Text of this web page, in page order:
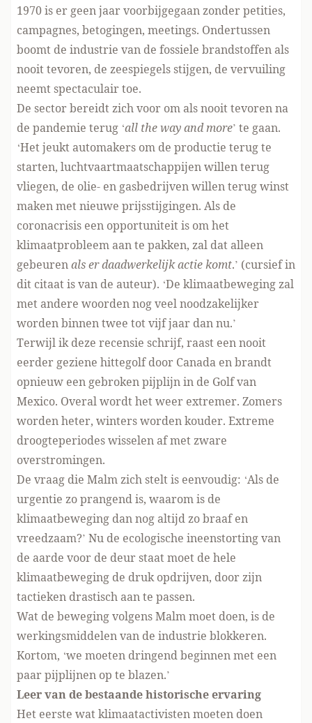
1970 is er geen jaar voorbijgegaan zonder petities,
campagnes, betogingen, meetings. Ondertussen
boomt de industrie van de fossiele brandstoffen als
nooit tevoren, de zeespiegels stijgen, de vervuiling
neemt spectaculair toe.
De sector bereidt zich voor om als nooit tevoren na
de pandemie terug ‘all the way and more’ te gaan.
‘Het jeukt automakers om de productie terug te
starten, luchtvaartmaatschappijen willen terug
vliegen, de olie- en gasbedrijven willen terug winst
maken met nieuwe prijsstijgingen. Als de
coronacrisis een opportuniteit is om het
klimaatprobleem aan te pakken, zal dat alleen
gebeurenals er daadwerkelijk actie komt.’ (cursief in
dit citaat is van de auteur). ‘De klimaatbeweging zal
met andere woorden nog veel noodzakelijker
worden binnen twee tot vijf jaar dan nu.’
Terwijl ik deze recensie schrijf, raast een nooit
eerder geziene hittegolf door Canada en brandt
opnieuw een gebroken pijplijn in de Golf van
Mexico. Overal wordt het weer extremer. Zomers
worden heter, winters worden kouder. Extreme
droogteperiodes wisselen af met zware
overstromingen.
De vraag die Malm zich stelt is eenvoudig: ‘Als de
urgentie zo prangend is, waarom is de
klimaatbeweging dan nog altijd zo braaf en
vreedzaam?’ Nu de ecologische ineenstorting van
de aarde voor de deur staat moet de hele
klimaatbeweging de druk opdrijven, door zijn
tactieken drastisch aan te passen.
Wat de beweging volgens Malm moet doen, is de
werkingsmiddelen van de industrie blokkeren.
Kortom, ‘we moeten dringend beginnen met een
paar pijplijnen op te blazen.’
Leer van de bestaande historische ervaring
Het eerste wat klimaatactivisten moeten doen